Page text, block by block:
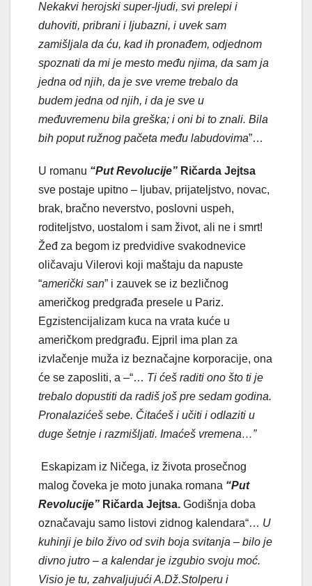
Nekakvi herojski super-ljudi, svi prelepi i
duhoviti, pribrani i ljubazni, i uvek sam
zamišljala da ću, kad ih pronađem, odjednom
spoznati da mi je mesto među njima, da sam ja
jedna od njih, da je sve vreme trebalo da
budem jedna od njih, i da je sve u
međuvremenu bila greška; i oni bi to znali. Bila
bih poput ružnog pačeta među labudovima”…
U romanu “Put Revolucije” Ričarda Jejtsa
sve postaje upitno – ljubav, prijateljstvo, novac,
brak, bračno neverstvo, poslovni uspeh,
roditeljstvo, uostalom i sam život, ali ne i smrt!
Žeđ za begom iz predvidive svakodnevice
oličavaju Vilerovi koji maštaju da napuste
“američki san” i zauvek se iz bezličnog
američkog predgrađa presele u Pariz.
Egzistencijalizam kuca na vrata kuće u
američkom predgrađu. Ejpril ima plan za
izvlačenje muža iz beznačajne korporacije, ona
će se zaposliti, a –“… Ti ćeš raditi ono što ti je
trebalo dopustiti da radiš još pre sedam godina.
Pronalazićeš sebe. Čitaćeš i učiti i odlaziti u
duge šetnje i razmišljati. Imaćeš vremena…”
Eskapizam iz Ničega, iz života prosečnog
malog čoveka je moto junaka romana “Put
Revolucije” Ričarda Jejtsa. Godišnja doba
označavaju samo listovi zidnog kalendara“… U
kuhinji je bilo živo od svih boja svitanja – bilo je
divno jutro – a kalendar je izgubio svoju moć.
Visio je tu, zahvaljujući A.Dž.Stolperu i